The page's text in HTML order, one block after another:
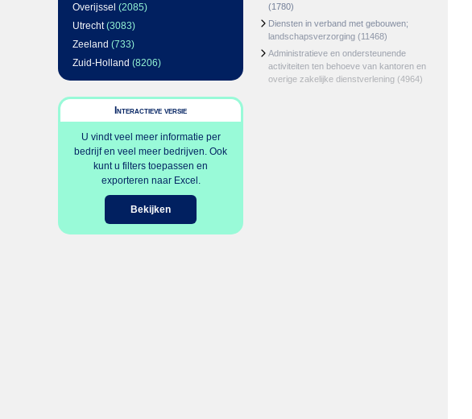
Overijssel (2085)
Utrecht(3083)
Zeeland (733)
Zuid-Holland (8206)
Interactieve versie
U vindt veel meer informatie per
bedrijf en veel meer bedrijven. Ook
kunt u filters toepassen en
exporteren naar Excel.
Bekijken
(1780)
Diensten in verband met gebouwen;
landschapsverzorging (11468)
Administratieve en ondersteunende
activiteiten ten behoeve van kantoren en
overige zakelijke dienstverlening (4964)